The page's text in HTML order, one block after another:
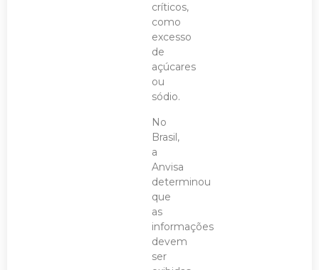
críticos,
como
excesso
de
açúcares
ou
sódio.
No
Brasil,
a
Anvisa
determinou
que
as
informações
devem
ser